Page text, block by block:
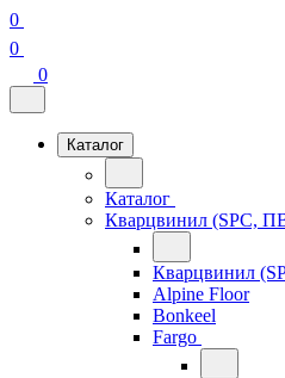
0
0
0
Каталог
Каталог
Кварцвинил (SPC,
Кварцвинил
Alpine Floor
Bonkeel
Fargo